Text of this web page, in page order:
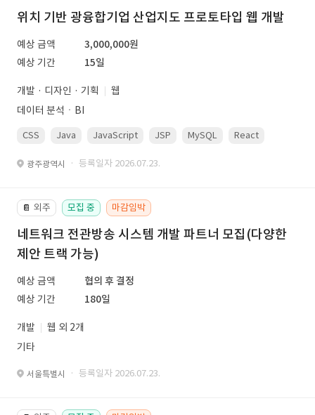
위치 기반 광융합기업 산업지도 프로토타입 웹 개발
예상 금액
3,000,000원
예상 기간
15일
개발 · 디자인 · 기획
웹
데이터 분석ㆍBI
CSS Java JavaScript JSP MySQL React
광주광역시 · 등록일자 2026.07.23.
📔 외주 모집 중 마감임박
네트워크 전관방송 시스템 개발 파트너 모집(다양한
제안 트랙 가능)
예상 금액
협의 후 결정
예상 기간
180일
개발
웹 외 2개
기타
서울특별시 · 등록일자 2026.07.23.